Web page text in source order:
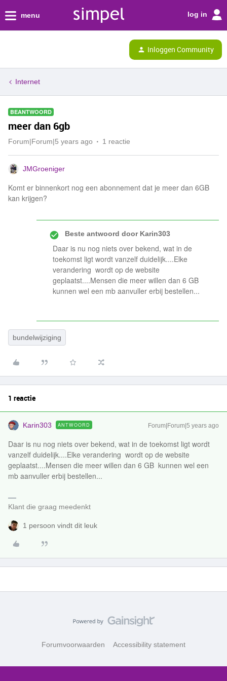
menu log in
Inloggen Community
Internet
BEANTWOORD
meer dan 6gb
Forum|Forum|5 years ago 1 reactie
JMGroeniger
Komt er binnenkort nog een abonnement dat je meer dan 6GB
kan krijgen?
Beste antwoord doorKarin303
Daar is nu nog niets over bekend, wat in de
toekomst ligt wordt vanzelf duidelijk....Elke
verandering wordt op de website
geplaatst....Mensen die meer willen dan 6 GB
kunnen wel een mb aanvuller erbij bestellen...
bundelwijziging
1 reactie
Karin303 ANTWOORD Forum|Forum|5 years ago
Daar is nu nog niets over bekend, wat in de toekomst ligt wordt
vanzelf duidelijk....Elke verandering wordt op de website
geplaatst....Mensen die meer willen dan 6 GB kunnen wel een
mb aanvuller erbij bestellen...
Klant die graag meedenkt
1 persoon vindt dit leuk
Forumvoorwaarden Accessibility statement